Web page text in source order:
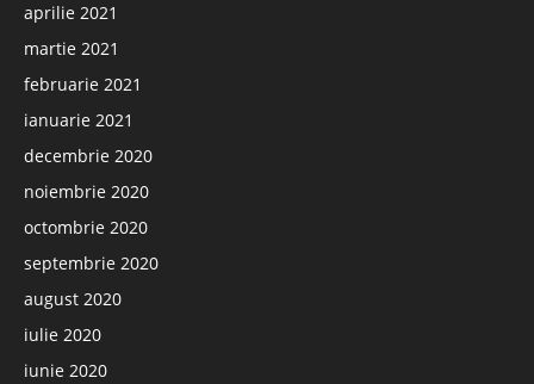
aprilie 2021
martie 2021
februarie 2021
ianuarie 2021
decembrie 2020
noiembrie 2020
octombrie 2020
septembrie 2020
august 2020
iulie 2020
iunie 2020